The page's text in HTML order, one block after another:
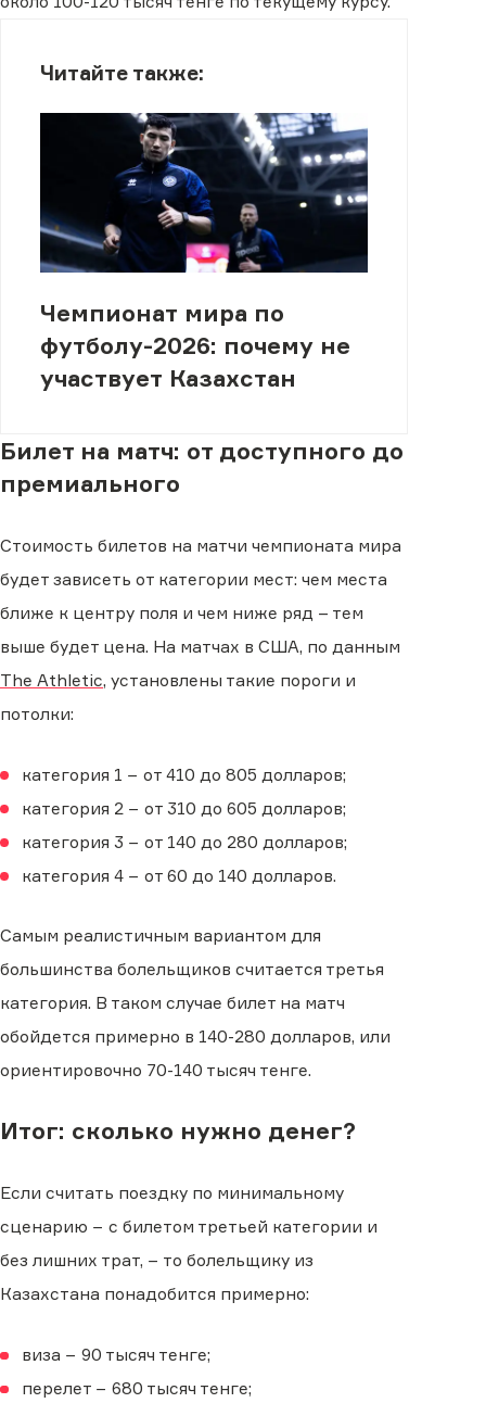
Читайте также:
Чемпионат мира по
футболу-2026: почему не
участвует Казахстан
Билет на матч: от доступного до
премиального
Стоимость билетов на матчи чемпионата мира
будет зависеть от категории мест: чем места
ближе к центру поля и чем ниже ряд – тем
выше будет цена. На матчах в США, по данным
The Athletic, установлены такие пороги и
потолки:
категория 1 − от 410 до 805 долларов;
категория 2 − от 310 до 605 долларов;
категория 3 − от 140 до 280 долларов;
категория 4 − от 60 до 140 долларов.
Самым реалистичным вариантом для
большинства болельщиков считается третья
категория. В таком случае билет на матч
обойдется примерно в 140-280 долларов, или
ориентировочно 70-140 тысяч тенге.
Итог: сколько нужно денег?
Если считать поездку по минимальному
сценарию − с билетом третьей категории и
без лишних трат, − то болельщику из
Казахстана понадобится примерно:
виза − 90 тысяч тенге;
перелет − 680 тысяч тенге;